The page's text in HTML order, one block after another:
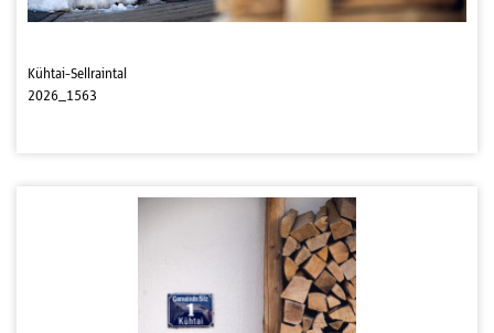
Kühtai-Sellraintal
2026_1563